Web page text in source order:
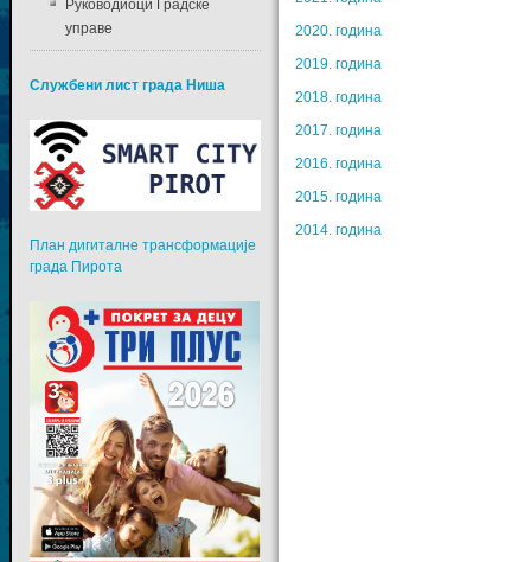
2020. година
2019. година
2018. година
2017. година
2016. година
2015. година
2014. година
Руководиоци Градске
управе
Службени лист града Ниша
План дигиталне трансформације
града Пирота